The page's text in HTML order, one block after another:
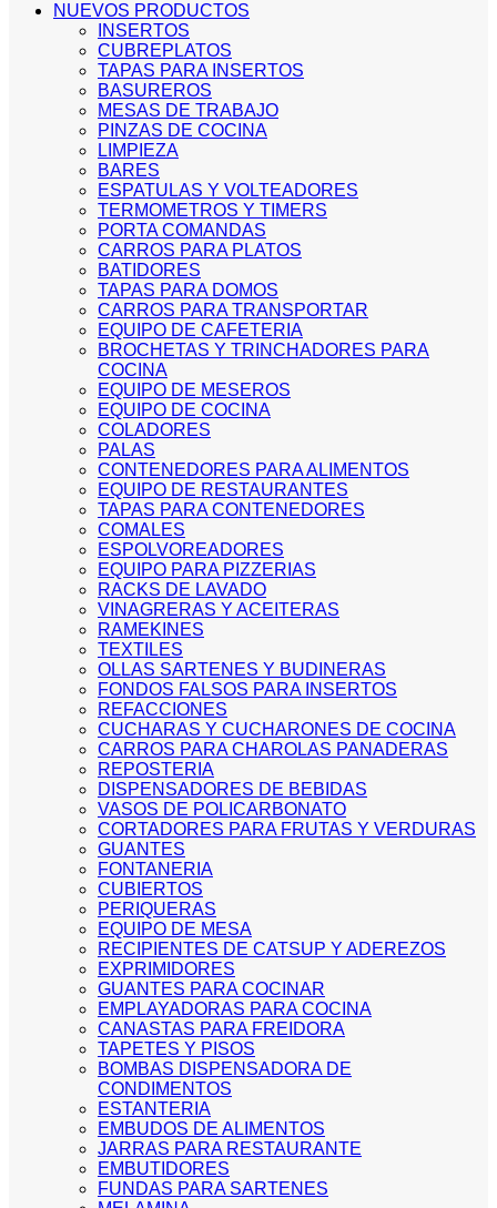
NUEVOS PRODUCTOS
INSERTOS
CUBREPLATOS
TAPAS PARA INSERTOS
BASUREROS
MESAS DE TRABAJO
PINZAS DE COCINA
LIMPIEZA
BARES
ESPATULAS Y VOLTEADORES
TERMOMETROS Y TIMERS
PORTA COMANDAS
CARROS PARA PLATOS
BATIDORES
TAPAS PARA DOMOS
CARROS PARA TRANSPORTAR
EQUIPO DE CAFETERIA
BROCHETAS Y TRINCHADORES PARA
COCINA
EQUIPO DE MESEROS
EQUIPO DE COCINA
COLADORES
PALAS
CONTENEDORES PARA ALIMENTOS
EQUIPO DE RESTAURANTES
TAPAS PARA CONTENEDORES
COMALES
ESPOLVOREADORES
EQUIPO PARA PIZZERIAS
RACKS DE LAVADO
VINAGRERAS Y ACEITERAS
RAMEKINES
TEXTILES
OLLAS SARTENES Y BUDINERAS
FONDOS FALSOS PARA INSERTOS
REFACCIONES
CUCHARAS Y CUCHARONES DE COCINA
CARROS PARA CHAROLAS PANADERAS
REPOSTERIA
DISPENSADORES DE BEBIDAS
VASOS DE POLICARBONATO
CORTADORES PARA FRUTAS Y VERDURAS
GUANTES
FONTANERIA
CUBIERTOS
PERIQUERAS
EQUIPO DE MESA
RECIPIENTES DE CATSUP Y ADEREZOS
EXPRIMIDORES
GUANTES PARA COCINAR
EMPLAYADORAS PARA COCINA
CANASTAS PARA FREIDORA
TAPETES Y PISOS
BOMBAS DISPENSADORA DE
CONDIMENTOS
ESTANTERIA
EMBUDOS DE ALIMENTOS
JARRAS PARA RESTAURANTE
EMBUTIDORES
FUNDAS PARA SARTENES